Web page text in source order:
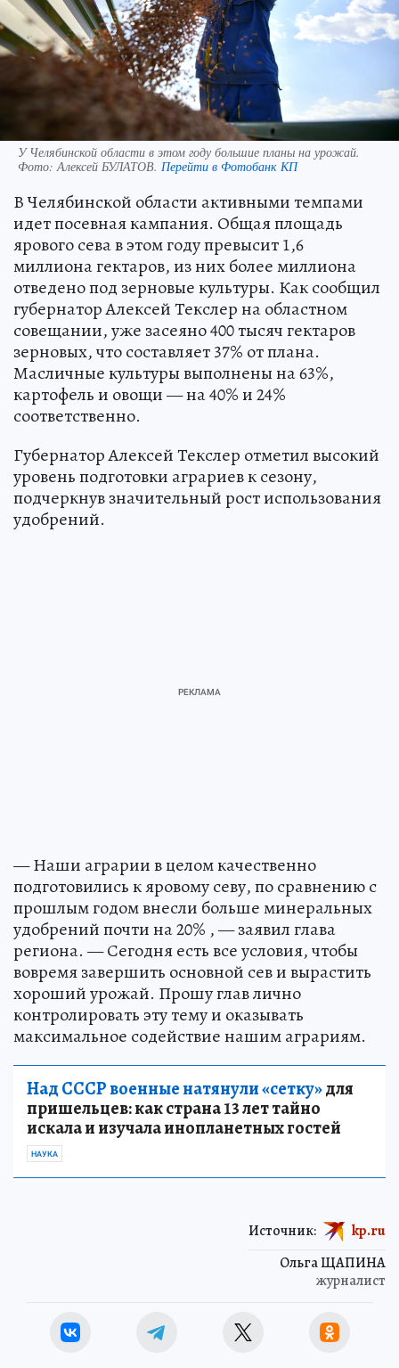
У Челябинской области в этом году большие планы на урожай.
Фото:Алексей БУЛАТОВ. Перейти в Фотобанк КП
В Челябинской области активными темпами
идет посевная кампания. Общая площадь
ярового сева в этом году превысит 1,6
миллиона гектаров, из них более миллиона
отведено под зерновые культуры. Как сообщил
губернатор Алексей Текслер на областном
совещании, уже засеяно 400 тысяч гектаров
зерновых, что составляет 37% от плана.
Масличные культуры выполнены на 63%,
картофель и овощи — на 40% и 24%
соответственно.
Губернатор Алексей Текслер отметил высокий
уровень подготовки аграриев к сезону,
подчеркнув значительный рост использования
удобрений.
— Наши аграрии в целом качественно
подготовились к яровому севу, по сравнению с
прошлым годом внесли больше минеральных
удобрений почти на 20% , — заявил глава
региона. — Сегодня есть все условия, чтобы
вовремя завершить основной сев и вырастить
хороший урожай. Прошу глав лично
контролировать эту тему и оказывать
максимальное содействие нашим аграриям.
Над СССР военные натянули «сетку»для
пришельцев: как страна 13 лет тайно
искала и изучала инопланетных гостей
НАУКА
Ольга ЩАПИНА
журналист
Источник: kp.ru